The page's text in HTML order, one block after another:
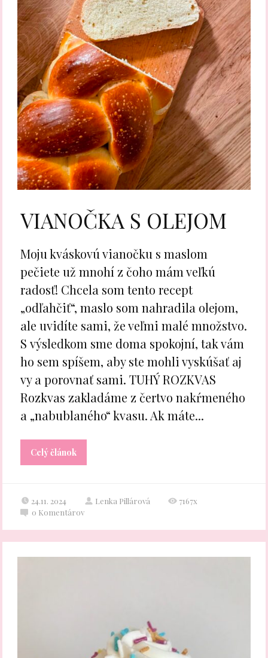
VIANOČKA S OLEJOM
Moju kváskovú vianočku s maslom
pečiete už mnohí z čoho mám veľkú
radosť! Chcela som tento recept
„odľahčiť“, maslo som nahradila olejom,
ale uvidíte sami, že veľmi malé množstvo.
S výsledkom sme doma spokojní, tak vám
ho sem spíšem, aby ste mohli vyskúšať aj
vy a porovnať sami. TUHÝ ROZKVAS
Rozkvas zakladáme z čertvo nakŕmeného
a „nabublaného“ kvasu. Ak máte...
Celý článok
24.11. 2024 Lenka Pillárová
7167x
0 Komentárov